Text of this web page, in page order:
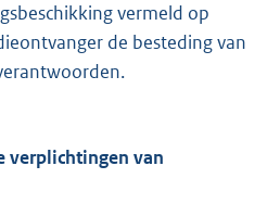
vermeld op
de besteding van
verplichtingen van